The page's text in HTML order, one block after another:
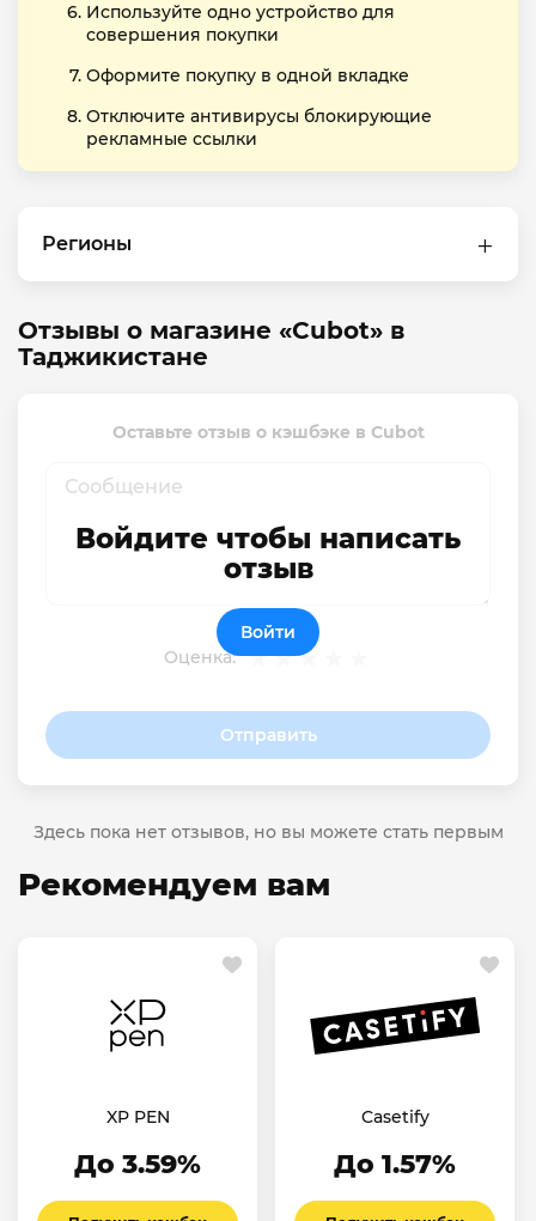
Используйте одно устройство для
совершения покупки
Оформите покупку в одной вкладке
Отключите антивирусы блокирующие
рекламные ссылки
Регионы
Отзывы о магазине «Cubot» в
Таджикистане
Оставьте отзыв о кэшбэке в Cubot
Оценка:
Отправить
Войдите чтобы написать
отзыв
Войти
Здесь пока нет отзывов, но вы можете стать первым
Рекомендуем вам
XP PEN
До 3.59%
Casetify
До 1.57%